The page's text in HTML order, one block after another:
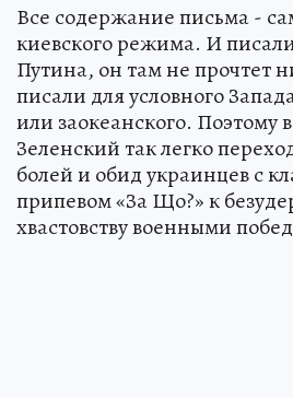
Все содержание письма -
киевского режима. И
Путина, он там не прочтет
писали для условного
или заокеанского. Поэтому
Зеленский так легко
болей и обид украинцев с
припевом «За Що?» к
хвастовству военными